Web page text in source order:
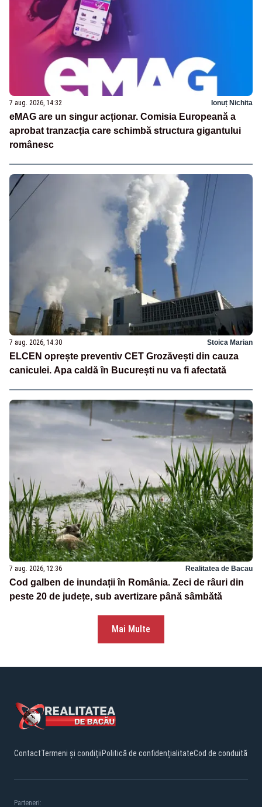
7 aug. 2026, 14:32 Ionuț Nichita
eMAG are un singur acționar. Comisia Europeană a
aprobat tranzacția care schimbă structura gigantului
românesc
7 aug. 2026, 14:30 Stoica Marian
ELCEN oprește preventiv CET Grozăvești din cauza
caniculei. Apa caldă în București nu va fi afectată
7 aug. 2026, 12:36 Realitatea de Bacau
Cod galben de inundații în România. Zeci de râuri din
peste 20 de județe, sub avertizare până sâmbătă
Mai Multe
ContactTermeni și condițiiPolitică de confidențialitateCod de conduită
Parteneri: